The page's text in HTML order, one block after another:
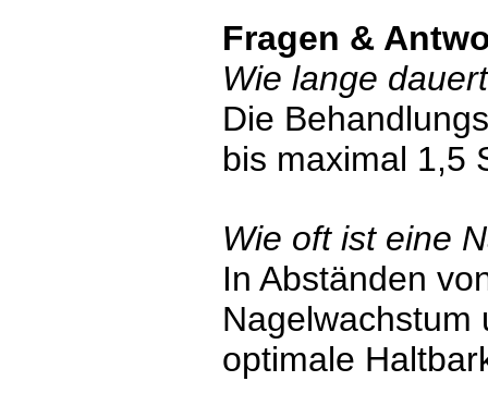
Fragen &
Wie lange
Die
bis maximal 1,5
Wie oft ist eine
In Abständen
Nagelwachstum
optimale